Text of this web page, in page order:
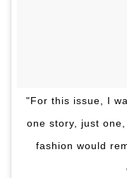
"For this issue, I
one story, just
fashion would